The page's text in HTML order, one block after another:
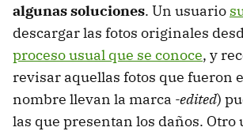
algunas soluciones. Un usuario
descargar las fotos originales
proceso usual que se conoce, y
revisar aquellas fotos que fueron
nombre llevan la marca -edited)
las que presentan los daños. Otro